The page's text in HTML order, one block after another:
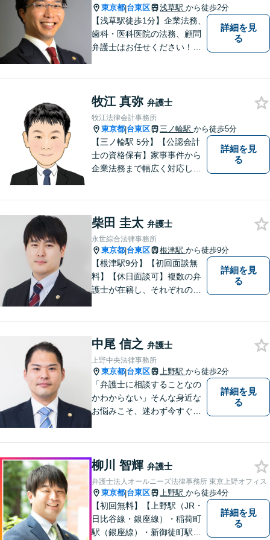
東京都|台東区 浅草駅 から徒歩2分
【浅草駅徒歩1分】企業法務、
歯科・医科医院の法務、顧問
弁護士はお任せください！労
詳細を見
る
牧江 真弥 弁護士
牧江法律会計事務所
東京都|台東区 三ノ輪駅 から徒歩5分
【三ノ輪駅 5分】【公認会計
士の資格保有】家事事件から
企業法務まで幅広く対応して
からサポート可能です。まず
は話を聞いてみたいという方
も、お気軽にご相談くださ
い。
詳細を見
る
柴田 圭太 弁護士
永世綜合法律事務所
東京都|台東区 根津駅 から徒歩9分
【根津駅9分】【初回面談無
料】【休日面談可】複数の弁
護士が在籍し、それぞれの知
り、柔軟かつ現実的な対応を
可能にしています。
詳細を見
る
中尾 信之 弁護士
上野中央法律事務所
東京都|台東区 上野駅 から徒歩2分
「弁護士に相談することなの
かわからない」そんな身近な
お悩みこそ、迷わず今すぐご
詳細を見
る
柳川 智輝 弁護士
弁護士法人オールニーズ法律事務所 東京上野オフィス
東京都|台東区 上野駅 から徒歩4分
【初回無料】【上野駅（JR・
日比谷線・銀座線）・稲荷町
駅（銀座線）・新御徒町駅
詳細を見
る